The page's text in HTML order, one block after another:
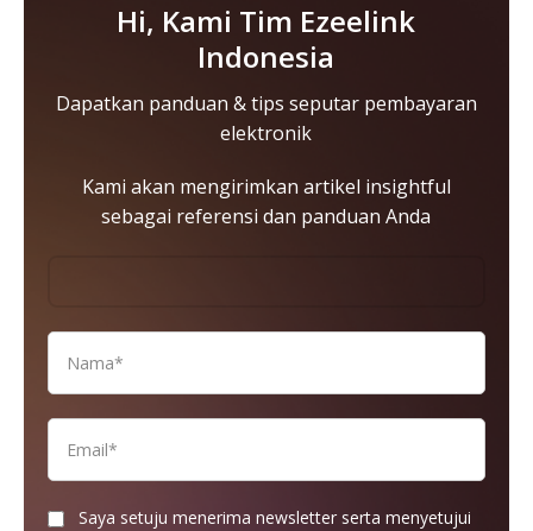
Hi, Kami Tim Ezeelink
Indonesia
Dapatkan panduan & tips seputar pembayaran
elektronik
Kami akan mengirimkan artikel insightful
sebagai referensi dan panduan Anda
Saya setuju menerima newsletter serta menyetujui